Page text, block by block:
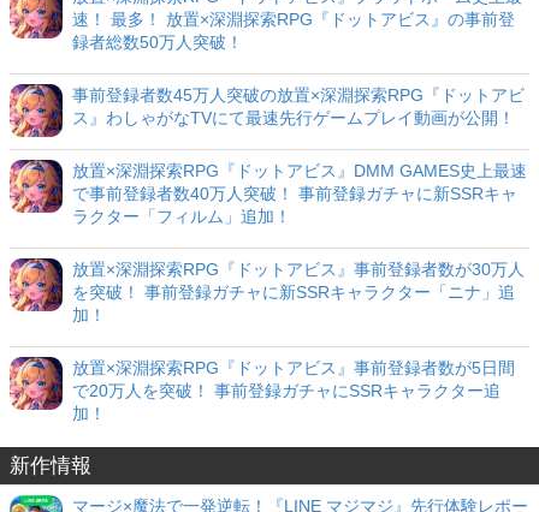
速！ 最多！ 放置×深淵探索RPG『ドットアビス』の事前登
録者総数50万人突破！
事前登録者数45万人突破の放置×深淵探索RPG『ドットアビ
ス』わしゃがなTVにて最速先行ゲームプレイ動画が公開！
放置×深淵探索RPG『ドットアビス』DMM GAMES史上最速
で事前登録者数40万人突破！ 事前登録ガチャに新SSRキャ
ラクター「フィルム」追加！
放置×深淵探索RPG『ドットアビス』事前登録者数が30万人
を突破！ 事前登録ガチャに新SSRキャラクター「ニナ」追
加！
放置×深淵探索RPG『ドットアビス』事前登録者数が5日間
で20万人を突破！ 事前登録ガチャにSSRキャラクター追
加！
新作情報
マージ×魔法で一発逆転！『LINE マジマジ』先行体験レポー